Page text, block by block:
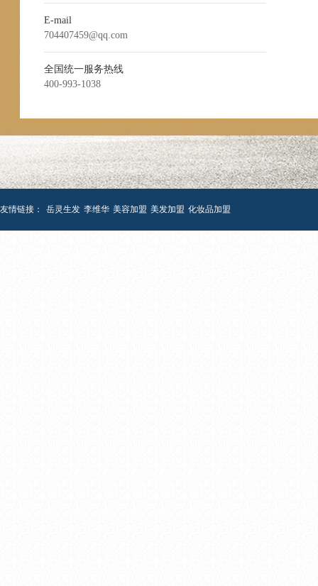
E-mail
704407459@qq.com
全国统一服务热线
400-993-1038
友情链接： 岳灵生发 李维华 美容加盟 美发加盟 化妆品加盟